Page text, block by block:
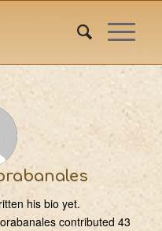
his bio yet.
contributed 43